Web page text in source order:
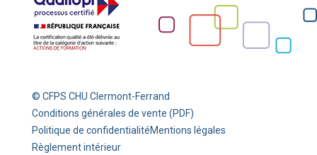
© CFPS CHU Clermont-Ferrand
Conditions générales de vente (PDF)
Politique de confidentialitéMentions légales
Règlement intérieur